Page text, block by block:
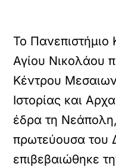
Το Πανεπιστήμιο
Αγίου Νικολάου
Κέντρου
Ιστορίας και
έδρα τη Νεάπολη,
πρωτεύουσα του
επιβεβαιώθηκε